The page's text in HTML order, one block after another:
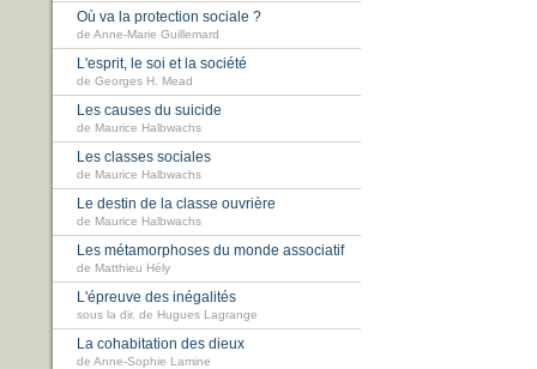
Où va la protection sociale ?
de Anne-Marie Guillemard
L'esprit, le soi et la société
de Georges H. Mead
Les causes du suicide
de Maurice Halbwachs
Les classes sociales
de Maurice Halbwachs
Le destin de la classe ouvrière
de Maurice Halbwachs
Les métamorphoses du monde associatif
de Matthieu Hély
L'épreuve des inégalités
sous la dir. de Hugues Lagrange
La cohabitation des dieux
de Anne-Sophie Lamine